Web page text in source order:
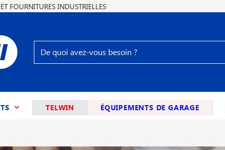
FOURNITURES INDUSTRIELLES
(CURRENT)TELWIN ÉQUIPEMENTS DE GARAGE